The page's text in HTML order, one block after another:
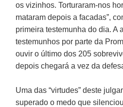
os vizinhos. Torturaram-nos
mataram depois a facadas”,
primeira testemunha do dia. A
testemunhos por parte da
ouvir o último dos 205
depois chegará a vez da
Uma das “virtudes” deste
superado o medo que